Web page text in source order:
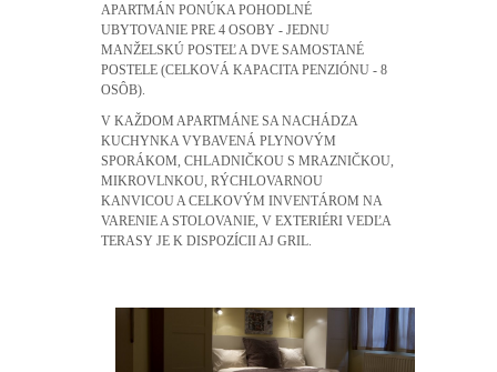
APARTMÁN PONÚKA POHODLNÉ
UBYTOVANIE PRE 4 OSOBY - JEDNU
MANŽELSKÚ POSTEĽ A DVE SAMOSTANÉ
POSTELE (CELKOVÁ KAPACITA PENZIÓNU - 8
OSÔB).
V KAŽDOM APARTMÁNE SA NACHÁDZA
KUCHYNKA VYBAVENÁ PLYNOVÝM
SPORÁKOM, CHLADNIČKOU S MRAZNIČKOU,
MIKROVLNKOU, RÝCHLOVARNOU
KANVICOU A CELKOVÝM INVENTÁROM NA
VARENIE A STOLOVANIE, V EXTERIÉRI VEDĽA
TERASY JE K DISPOZÍCII AJ GRIL.